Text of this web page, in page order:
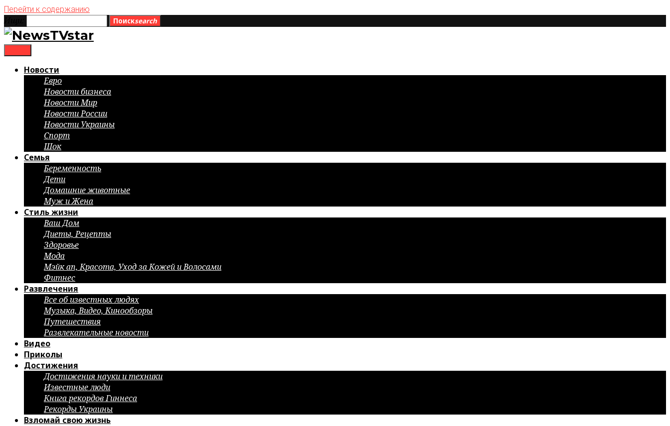
Перейти к содержанию
Поискsearch
Новости
Евро
Новости бизнеса
Новости Мир
Новости России
Новости Украины
Спорт
Шок
Семья
Беременность
Дети
Домашние животные
Муж и Жена
Стиль жизни
Ваш Дом
Диеты, Рецепты
Здоровье
Мода
Мэйк ап, Красота, Уход за Кожей и Волосами
Фитнес
Развлечения
Все об известных людях
Музыка, Видео, Кинообзоры
Путешествия
Развлекательные новости
Видео
Приколы
Достижения
Достижения науки и техники
Известные люди
Книга рекордов Гиннеса
Рекорды Украины
Взломай свою жизнь